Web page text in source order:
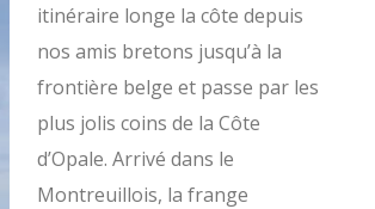
itinéraire longe la côte depuis
nos amis bretons jusqu’à la
frontière belge et passe par les
plus jolis coins de la Côte
d’Opale. Arrivé dans le
Montreuillois, la frange